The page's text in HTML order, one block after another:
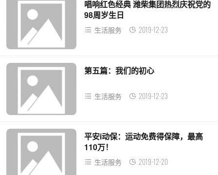
唱响红色经典 潍柴集团热烈庆祝党的
98周岁生日
生活服务 2019-12-23
第五篇：我们的初心
生活服务 2019-12-23
平安i动保：运动免费得保障，最高
110万！
生活服务 2019-12-20